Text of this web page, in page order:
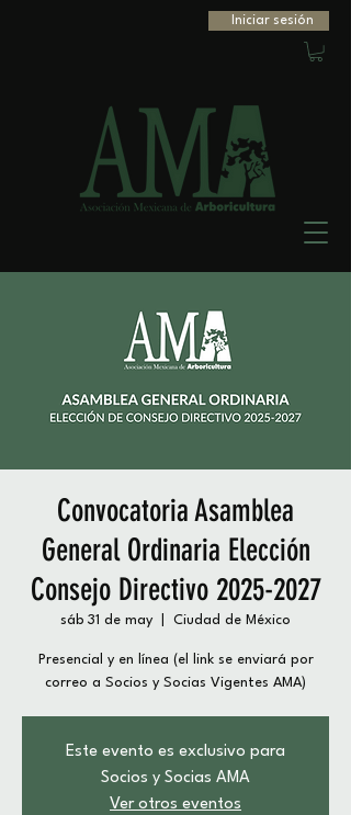
Iniciar sesión
Convocatoria Asamblea
General Ordinaria Elección
Consejo Directivo 2025-2027
sáb 31 de may Ciudad de México
Presencial y en línea (el link se enviará por
correo a Socios y Socias Vigentes AMA)
Este evento es exclusivo para
Socios y Socias AMA
Ver otros eventos